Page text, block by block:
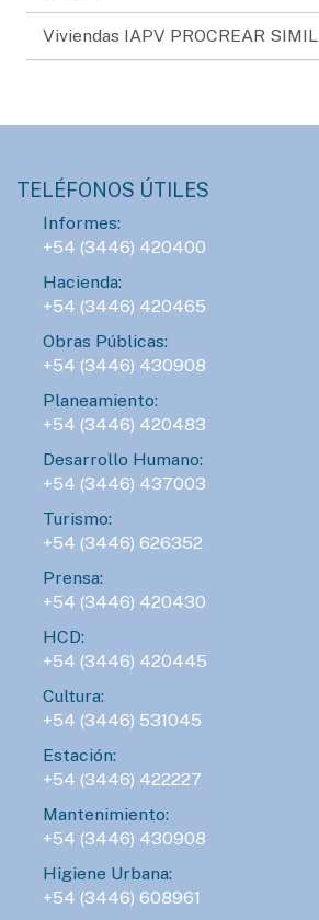
Viviendas IAPV PROCREAR SIMIL
TELÉFONOS ÚTILES
Informes:
+54 (3446) 420400
Hacienda:
+54 (3446) 420465
Obras Públicas:
+54 (3446) 430908
Planeamiento:
+54 (3446) 420483
Desarrollo Humano:
+54 (3446) 437003
Turismo:
+54 (3446) 626352
Prensa:
+54 (3446) 420430
HCD:
+54 (3446) 420445
Cultura:
+54 (3446) 531045
Estación:
+54 (3446) 422227
Mantenimiento:
+54 (3446) 430908
Higiene Urbana:
+54 (3446) 608961